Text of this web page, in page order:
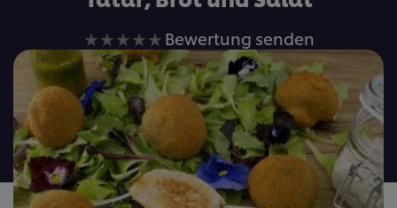
Keine
Bewertungen
für
dieses
recipe
abgegeben
Bewertung senden